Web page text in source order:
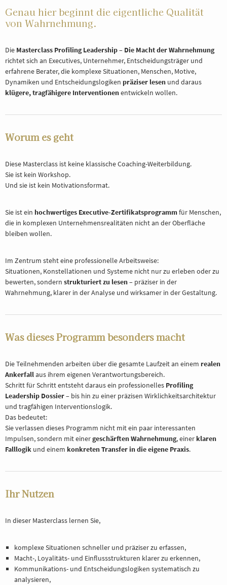
Genau hier beginnt die eigentliche Qualität
von Wahrnehmung.
Die Masterclass Profiling Leadership – Die Macht der Wahrnehmung
richtet sich an Executives, Unternehmer, Entscheidungsträger und
erfahrene Berater, die komplexe Situationen, Menschen, Motive,
Dynamiken und Entscheidungslogiken präziser lesen und daraus
klügere, tragfähigere Interventionenentwickeln wollen.
Worum es geht
Diese Masterclass ist keine klassische Coaching-Weiterbildung.
Sie ist kein Workshop.
Und sie ist kein Motivationsformat.
Sie ist ein hochwertiges Executive-Zertifikatsprogrammfür Menschen,
die in komplexen Unternehmensrealitäten nicht an der Oberfläche
bleiben wollen.
Im Zentrum steht eine professionelle Arbeitsweise:
Situationen, Konstellationen und Systeme nicht nur zu erleben oder zu
bewerten, sondern strukturiert zu lesen– präziser in der
Wahrnehmung, klarer in der Analyse und wirksamer in der Gestaltung.
Was dieses Programm besonders macht
Die Teilnehmenden arbeiten über die gesamte Laufzeit an einem realen
Ankerfallaus ihrem eigenen Verantwortungsbereich.
Schritt für Schritt entsteht daraus ein professionelles Profiling
Leadership Dossier– bis hin zu einer präzisen Wirklichkeitsarchitektur
und tragfähigen Interventionslogik.
Das bedeutet:
Sie verlassen dieses Programm nicht mit ein paar interessanten
Impulsen, sondern mit einergeschärften Wahrnehmung, einer klaren
Falllogik und einem konkreten Transfer in die eigene Praxis.
Ihr Nutzen
In dieser Masterclass lernen Sie,
komplexe Situationen schneller und präziser zu erfassen,
Macht-, Loyalitäts- und Einflussstrukturen klarer zu erkennen,
Kommunikations- und Entscheidungslogiken systematisch zu
analysieren,